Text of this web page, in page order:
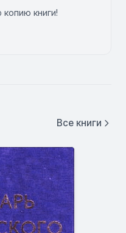
книги!
Все книги